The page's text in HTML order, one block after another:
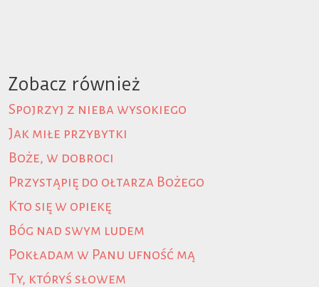
Zobacz również
Spojrzyj z nieba wysokiego
Jak miłe przybytki
Boże, w dobroci
Przystąpię do ołtarza Bożego
Kto się w opiekę
Bóg nad swym ludem
Pokładam w Panu ufność mą
Ty, któryś słowem